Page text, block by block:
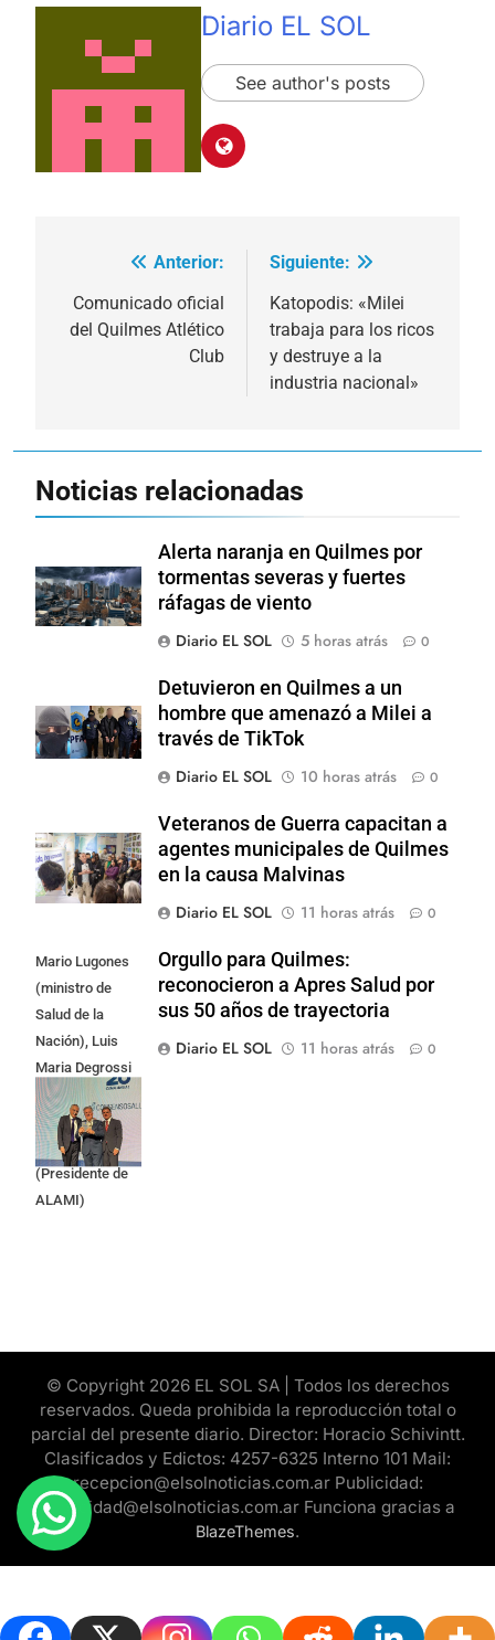
Diario EL SOL
See author's posts
Navegación
de
entradas
Anterior:
Comunicado oficial
del Quilmes Atlético
Club
Siguiente:
Katopodis: «Milei
trabaja para los ricos
y destruye a la
industria nacional»
Noticias relacionadas
Alerta naranja en Quilmes por
tormentas severas y fuertes
ráfagas de viento
Diario EL SOL
5 horas atrás 0
Detuvieron en Quilmes a un
hombre que amenazó a Milei a
través de TikTok
Diario EL SOL
10 horas atrás 0
Veteranos de Guerra capacitan a
agentes municipales de Quilmes
en la causa Malvinas
Diario EL SOL
11 horas atrás 0
Mario Lugones
(ministro de
Salud de la
Nación), Luis
Maria Degrossi
(Presidente de
Apres Salud) y
Cristian Mazza
(Presidente de
ALAMI)
Orgullo para Quilmes:
reconocieron a Apres Salud por
sus 50 años de trayectoria
Diario EL SOL
11 horas atrás 0
© Copyright 2026 EL SOL SA | Todos los derechos
reservados. Queda prohibida la reproducción total o
parcial del presente diario. Director: Horacio Schivintt.
Clasificados y Edictos: 4257-6325 Interno 101 Mail:
recepcion@elsolnoticias.com.ar Publicidad:
publicidad@elsolnoticias.com.ar Funciona gracias a
BlazeThemes.